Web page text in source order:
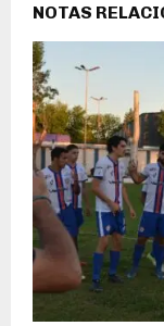
NOTAS